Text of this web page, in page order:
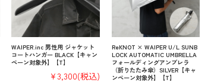
WAIPER.inc 男性用 ジャケット
コートハンガー BLACK【キャン
ペーン対象外】【T】
¥3,300(税込)
ReKNOT × WAIPER U/L SUNB
LOCK AUTOMATIC UMBRELLA
フォールディングアンブレラ
（折りたたみ傘）SILVER【キャ
ンペーン対象外】【T】